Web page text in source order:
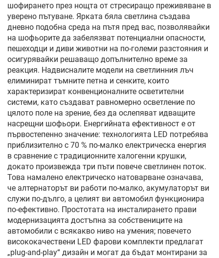
шофирането през нощта от стресиращо преживяване в
уверено пътуване. Ярката бяла светлина създава
дневно подобна среда на пътя пред вас, позволявайки
на шофьорите да забелязват потенциални опасности,
пешеходци и диви животни на по-големи разстояния и
осигурявайки решаващо допълнително време за
реакция. Надвисналите модели на светлинния лъч
елиминират тъмните петна и сенките, които
характеризират конвенционалните осветителни
системи, като създават равномерно осветление по
цялото поле на зрение, без да ослепяват идващите
насрещни шофьори. Енергийната ефективност е от
първостепенно значение: технологията LED потребява
приблизително с 70 % по-малко електрическа енергия
в сравнение с традиционните халогенни крушки,
докато произвежда три пъти повече светлинен поток.
Това намалено електрическо натоварване означава,
че алтернаторът ви работи по-малко, акумулаторът ви
служи по-дълго, а целият ви автомобил функционира
по-ефективно. Простотата на инсталирането прави
модернизацията достъпна за собствениците на
автомобили с всякакво ниво на умения; повечето
висококачествени LED фарови комплекти предлагат
„plug-and-play“ дизайн и могат да бъдат монтирани за